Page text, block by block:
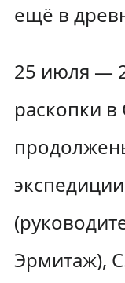
ещё в
25 июля —
раскопки
Эрмитаж),